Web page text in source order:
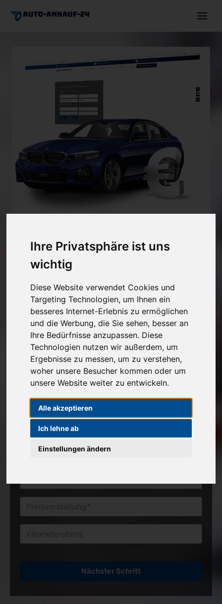
Ihre Privatsphäre ist uns
wichtig
Diese Website verwendet Cookies und
Targeting Technologien, um Ihnen ein
besseres Internet-Erlebnis zu ermöglichen
und die Werbung, die Sie sehen, besser an
Ihre Bedürfnisse anzupassen. Diese
Technologien nutzen wir außerdem, um
Ergebnisse zu messen, um zu verstehen,
woher unsere Besucher kommen oder um
unsere Website weiter zu entwickeln.
Alle akzeptieren
Ich lehne ab
Einstellungen ändern
Autoexport
Angebot einholen
+491744630036
Unverbindlichen Verkaufspreis anfragen
2
Angaben zu Ihrem Fahrzeug
Marke*
Modell
Erstzulassung
Nächster Schritt